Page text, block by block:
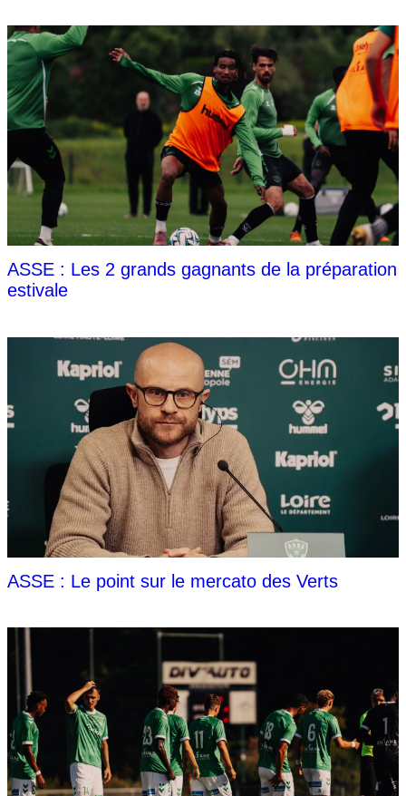
ASSE : Les 2 grands gagnants de la préparation
estivale
ASSE : Le point sur le mercato des Verts